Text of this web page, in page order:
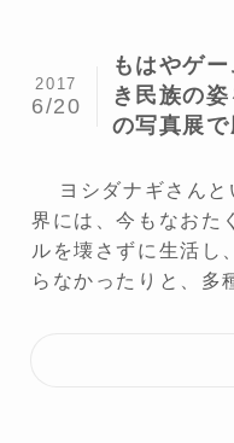
もはやゲ
き民族の
の写真展
2017
6/20
ヨシダナギさんと
界には、今もなおた
ルを壊さずに生活し
らなかったりと、多